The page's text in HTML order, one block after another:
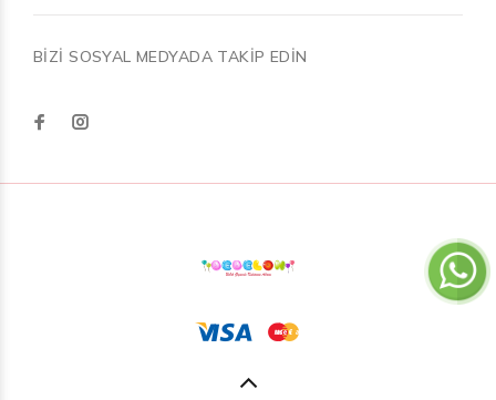
BİZİ SOSYAL MEDYADA TAKİP EDİN